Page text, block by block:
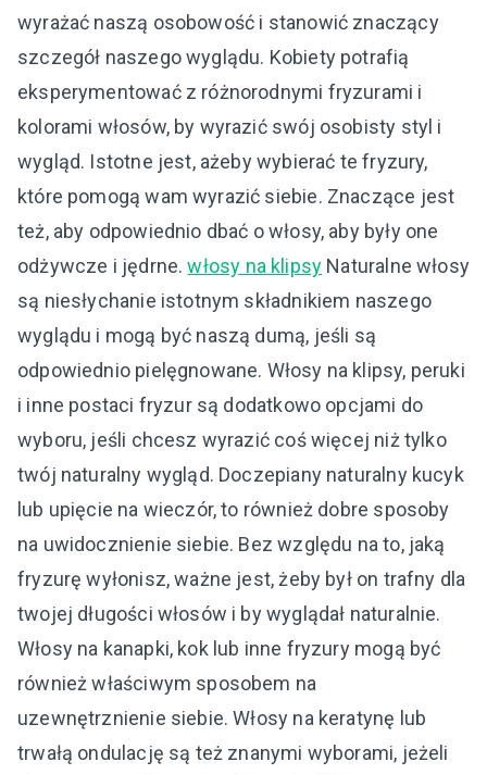
wyrażać naszą osobowość i stanowić znaczący
szczegół naszego wyglądu. Kobiety potrafią
eksperymentować z różnorodnymi fryzurami i
kolorami włosów, by wyrazić swój osobisty styl i
wygląd. Istotne jest, ażeby wybierać te fryzury,
które pomogą wam wyrazić siebie. Znaczące jest
też, aby odpowiednio dbać o włosy, aby były one
odżywcze i jędrne.włosy na klipsy Naturalne włosy
są niesłychanie istotnym składnikiem naszego
wyglądu i mogą być naszą dumą, jeśli są
odpowiednio pielęgnowane. Włosy na klipsy, peruki
i inne postaci fryzur są dodatkowo opcjami do
wyboru, jeśli chcesz wyrazić coś więcej niż tylko
twój naturalny wygląd. Doczepiany naturalny kucyk
lub upięcie na wieczór, to również dobre sposoby
na uwidocznienie siebie. Bez względu na to, jaką
fryzurę wyłonisz, ważne jest, żeby był on trafny dla
twojej długości włosów i by wyglądał naturalnie.
Włosy na kanapki, kok lub inne fryzury mogą być
również właściwym sposobem na
uzewnętrznienie siebie. Włosy na keratynę lub
trwałą ondulację są też znanymi wyborami, jeżeli